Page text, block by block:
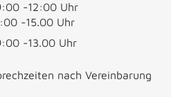
-12:00 Uhr
-15.00 Uhr
-13.00 Uhr
nach Vereinbarung